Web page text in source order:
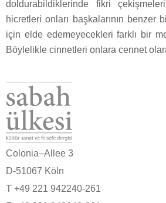
doldurabildiklerinde fikri
hicretleri onları başkalarının benzer
için elde edemeyecekleri farklı bir
Böylelikle cinnetleri onlara cennet
Colonia–Allee 3
D-51067 Köln
T +49 221 942240-261